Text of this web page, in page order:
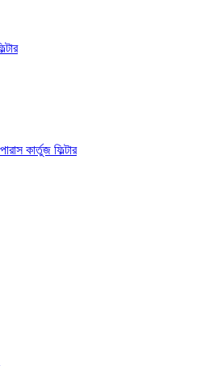
কার্তুজ ফিল্টার